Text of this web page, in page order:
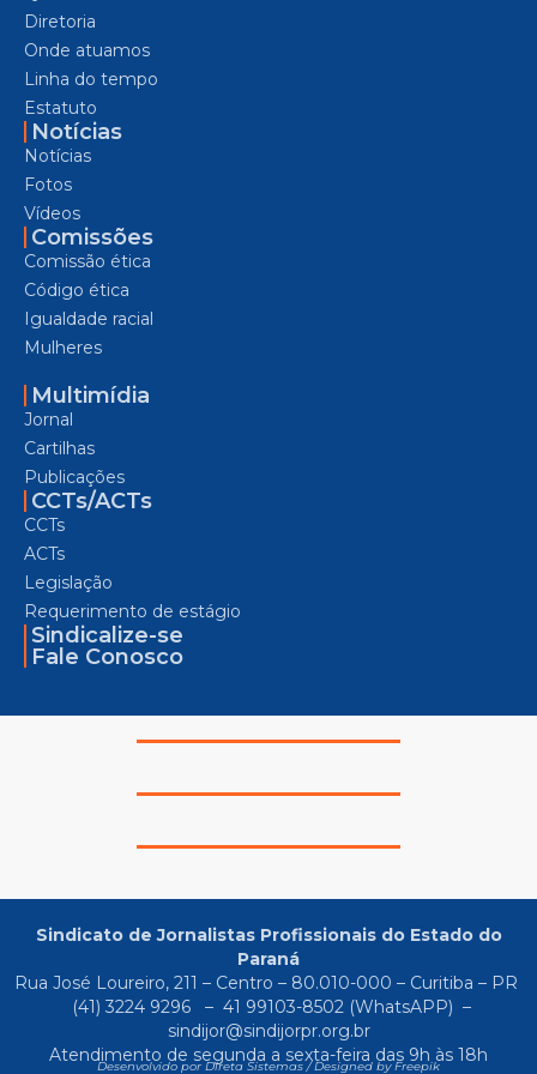
Diretoria
Onde atuamos
Linha do tempo
Estatuto
Notícias
Notícias
Fotos
Vídeos
Comissões
Comissão ética
Código ética
Igualdade racial
Mulheres
Multimídia
Jornal
Cartilhas
Publicações
CCTs/ACTs
CCTs
ACTs
Legislação
Requerimento de estágio
Sindicalize-se
Fale Conosco
Sindicato de Jornalistas Profissionais do Estado do
Paraná
Rua José Loureiro, 211 – Centro – 80.010-000 – Curitiba – PR
(41) 3224 9296
– 41 99103-8502(WhatsAPP) –
sindijor@sindijorpr.org.br
Atendimento de segunda a sexta-feira das 9h às 18h
Desenvolvido por Direta Sistemas /Designed by Freepik